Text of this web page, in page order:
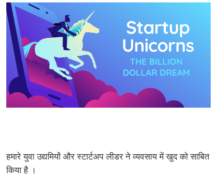
हमारे युवा उद्यमियों और स्टार्टअप लीडर ने व्यवसाय में खुद को साबित
किया है ।